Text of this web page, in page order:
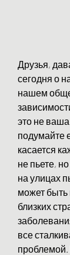
Друзья,
сегодня о
нашем
это не
подумайте
касается
не пьете,
на улицах
может быть
близких
все
проблемой.